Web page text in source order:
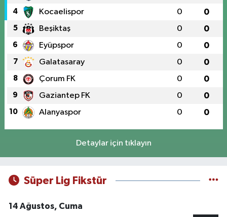
4 Kocaelispor 0 0
5 Beşiktaş 0 0
6 Eyüpspor 0 0
7 Galatasaray 0 0
8 Çorum FK 0 0
9 Gaziantep FK 0 0
10 Alanyaspor 0 0
Detaylar için tıklayın
Süper Lig Fikstür
14 Ağustos, Cuma